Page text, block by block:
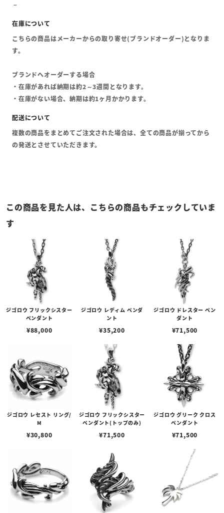
こちらの商品はメーカーからの取り寄せ(ブランドオーダー)となりま
す。
ブランドへオーダーする場合
・在庫があれば納期は約2～3週間となります。
・在庫がない場合、納期は約1ヶ月かかります。
複数の商品をまとめてご注文された場合は、全ての商品が揃ってから
の発送とさせていただきます。
この商品を見た人は、こちらの商品もチェックしていま
す
ジゴロウ フリックシスター
ペンダント
¥88,000
ジゴロウ レディム ペンダ
ント
¥35,200
ジゴロウ ドレスター ペン
ダント
¥71,500
ジゴロウ レセスト リング/
M
¥30,800
ジゴロウ フリックシスター
ペンダント(トップのみ)
¥71,500
ジゴロウ グリーク クロス
ペンダント
¥71,500